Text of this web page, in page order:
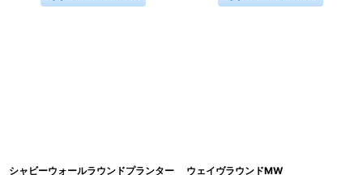
シャビーウォールラウンドプランター
ウェイヴラウンドMW